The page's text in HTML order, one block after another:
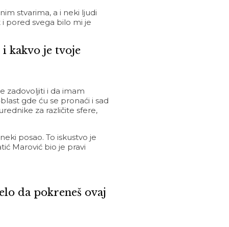
stvarima, a i neki ljudi
pored svega bilo mi je
kakvo je tvoje
zadovoljiti i da imam
gde ću se pronaći i sad
za različite sfere,
posao. To iskustvo je
Marović bio je pravi
da pokreneš ovaj